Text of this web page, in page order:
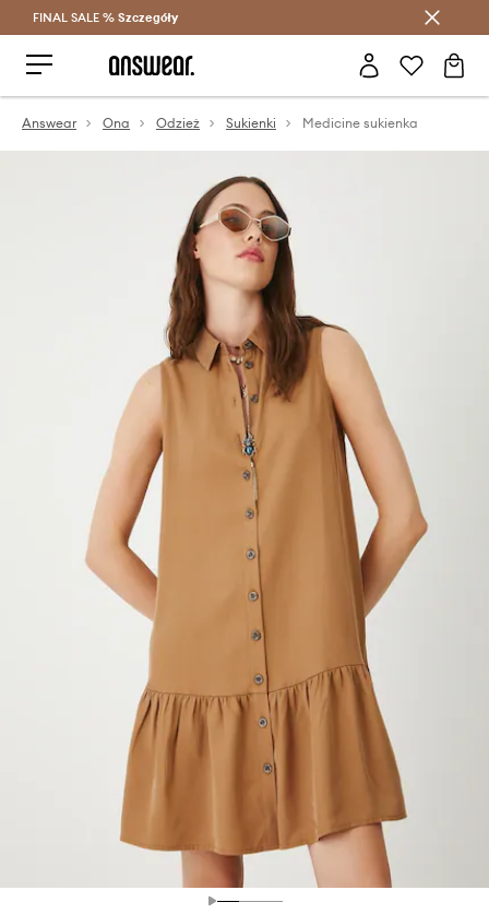
Oszczędzaj z Answear Club >
FINAL SALE % Szczegóły
Answear Ona Odzież Sukienki Medicine sukienka